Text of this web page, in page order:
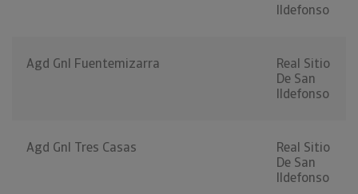
Ildefonso
Agd Gnl Fuentemizarra
Real Sitio
De San
Ildefonso
Agd Gnl Tres Casas
Real Sitio
De San
Ildefonso